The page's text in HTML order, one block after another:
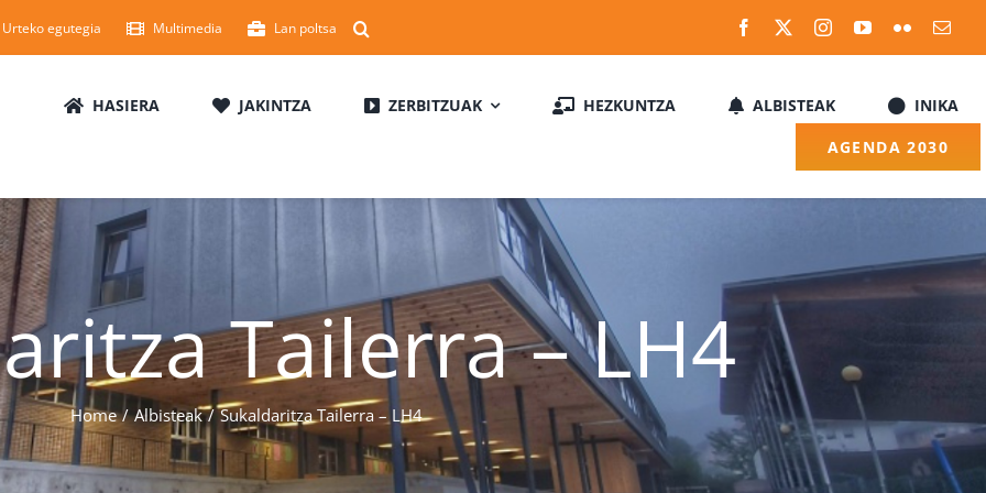
Urteko egutegia Multimedia Lan poltsa
HASIERA JAKINTZA ZERBITZUAK HEZKUNTZA ALBISTEAK
INIKA
AGENDA 2030
Tailerra – LH4
Home Albisteak Sukaldaritza Tailerra – LH4